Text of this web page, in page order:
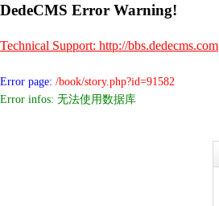
DedeCMS Error Warning!
Technical Support: http://bbs.dedecms.com
Error page: /book/story.php?id=91582
Error infos: 无法使用数据库